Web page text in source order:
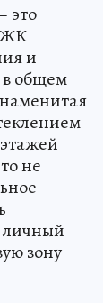
это
ЖК
и
в общем
не
личный
зону